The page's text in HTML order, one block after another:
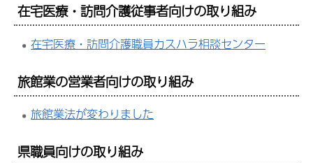
在宅医療・訪問介護従事者向けの取り組み
在宅医療・訪問介護職員カスハラ相談センター
旅館業の営業者向けの取り組み
旅館業法が変わりました
県職員向けの取り組み